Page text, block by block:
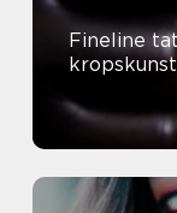
Fineline
kropskunst